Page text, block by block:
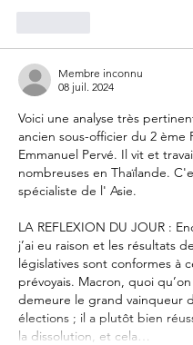
Membre inconnu
08 juil. 2024
Voici une analyse très
ancien sous-officier du 2 ème
Emmanuel Pervé. Il vit et
nombreuses en Thaïlande.
spécialiste de l' Asie.
LA REFLEXION DU JOUR :
j’ai eu raison et les résultats
législatives sont conformes à
prévoyais. Macron, quoi
demeure le grand vainqueur
élections ; il a plutôt bien
la dissolution, et cela…